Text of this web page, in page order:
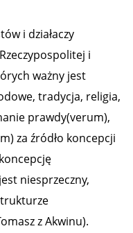
i działaczy
i
ważny jest
tradycja, religia,
prawdy(verum),
za źródło koncepcji
niesprzeczny,
z Akwinu).